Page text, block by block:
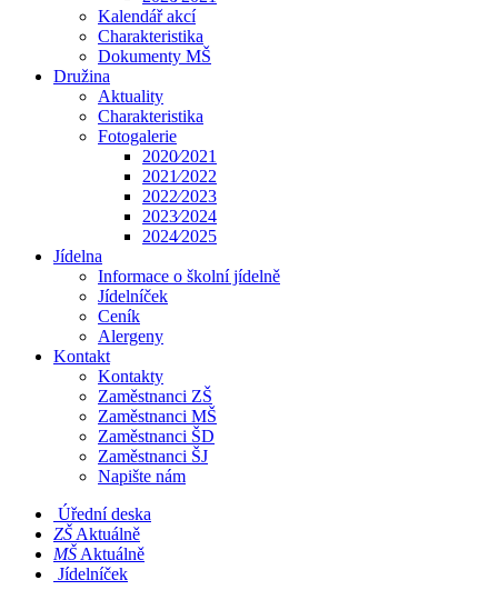
Kalendář akcí
Charakteristika
Dokumenty MŠ
Družina
Aktuality
Charakteristika
Fotogalerie
2020⁄2021
2021⁄2022
2022⁄2023
2023⁄2024
2024⁄2025
Jídelna
Informace o školní jídelně
Jídelníček
Ceník
Alergeny
Kontakt
Kontakty
Zaměstnanci ZŠ
Zaměstnanci MŠ
Zaměstnanci ŠD
Zaměstnanci ŠJ
Napište nám
Úřední deska
​​ZŠ Aktuálně
​​MŠ Aktuálně
Jídelníček